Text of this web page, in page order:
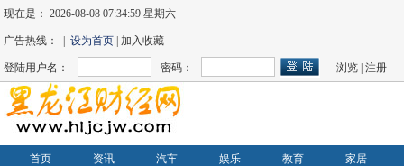
现在是：2026-08-08 07:35:00 星期六
广告热线： |设为首页 | 加入收藏
登陆用户名： 密码： 浏览 |注册
首页 资讯 汽车 娱乐 教育 家居